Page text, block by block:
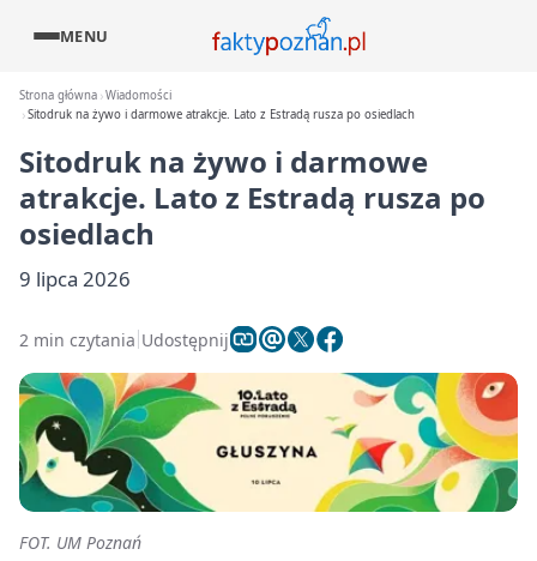
MENU
Strona główna Wiadomości
Sitodruk na żywo i darmowe atrakcje. Lato z Estradą rusza po osiedlach
Sitodruk na żywo i darmowe
atrakcje. Lato z Estradą rusza po
osiedlach
9 lipca 2026
2 min czytania Udostępnij
FOT. UM Poznań